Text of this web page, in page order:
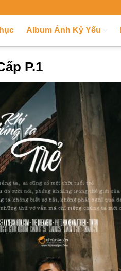
Album Ảnh Kỷ Yếu
P.1